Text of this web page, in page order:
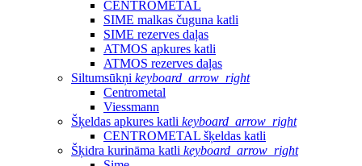
CENTROMETAL
SIME malkas čuguna katli
SIME rezerves daļas
ATMOS apkures katli
ATMOS rezerves daļas
Siltumsūkņi keyboard_arrow_right
Centrometal
Viessmann
Šķeldas apkures katli keyboard_arrow_right
CENTROMETAL šķeldas katli
Šķidra kurināma katli keyboard_arrow_right